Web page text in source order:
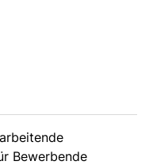
Bewerbende